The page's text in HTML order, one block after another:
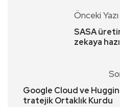
Önceki Yazı
SASA
zekaya
Google Cloud ve
tratejik Ortaklık Kurdu